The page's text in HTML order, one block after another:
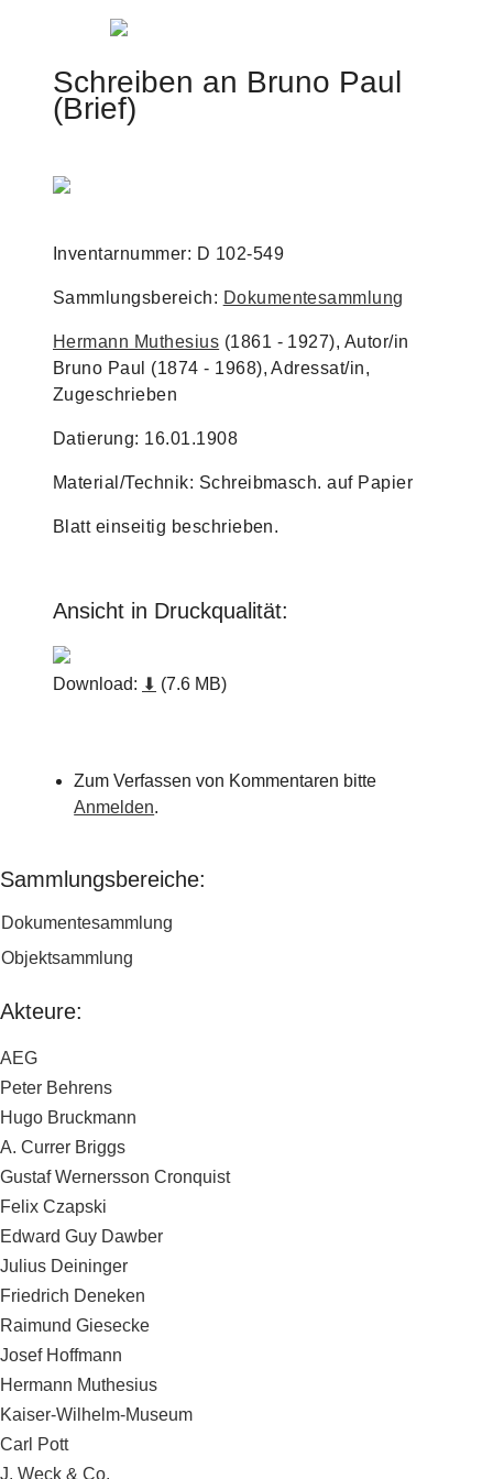
Jump to navigation
Schreiben an Bruno Paul
(Brief)
Inventarnummer: D 102-549
Sammlungsbereich: Dokumentesammlung
Hermann Muthesius (1861 - 1927), Autor/in
Bruno Paul (1874 - 1968), Adressat/in,
Zugeschrieben
Datierung: 16.01.1908
Material/Technik: Schreibmasch. auf Papier
Blatt einseitig beschrieben.
Ansicht in Druckqualität:
Download: ⬇ (7.6 MB)
Zum Verfassen von Kommentaren bitte
Anmelden.
Sammlungsbereiche:
Dokumentesammlung
Objektsammlung
Akteure:
AEG
Peter Behrens
Hugo Bruckmann
A. Currer Briggs
Gustaf Wernersson Cronquist
Felix Czapski
Edward Guy Dawber
Julius Deininger
Friedrich Deneken
Raimund Giesecke
Josef Hoffmann
Hermann Muthesius
Kaiser-Wilhelm-Museum
Carl Pott
J. Weck & Co.